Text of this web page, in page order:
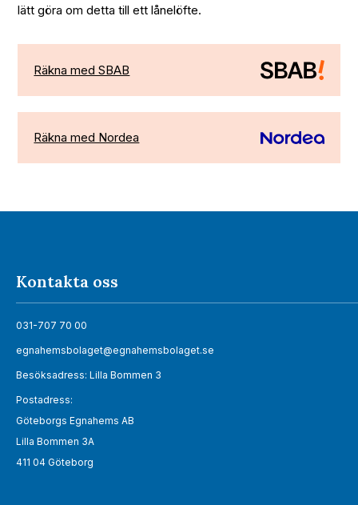
lätt göra om detta till ett lånelöfte.
Räkna med SBAB
Räkna med Nordea
Kontakta oss
031-707 70 00
egnahemsbolaget@egnahemsbolaget.se
Besöksadress: Lilla Bommen 3
Postadress:
Göteborgs Egnahems AB
Lilla Bommen 3A
411 04 Göteborg